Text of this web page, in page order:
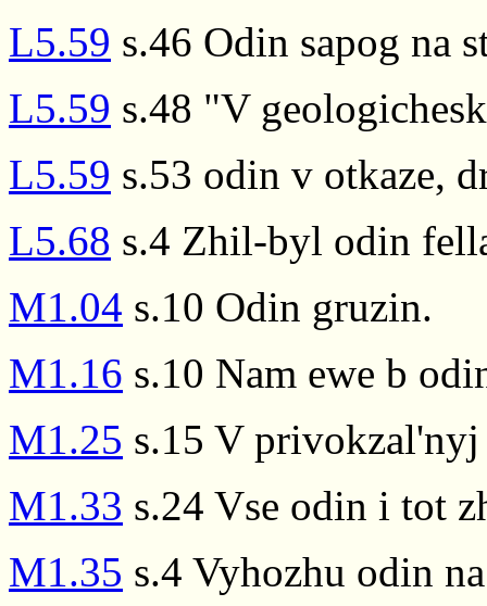
L5.59 s.46 Odin sapog na
L5.59 s.48 "V
L5.59 s.53 odin v otkaze,
L5.68 s.4 Zhil-byl odin
M1.04 s.10 Odin gruzin.
M1.16 s.10 Nam ewe b
M1.25 s.15 V
M1.33 s.24 Vse odin i tot
M1.35 s.4 Vyhozhu odin